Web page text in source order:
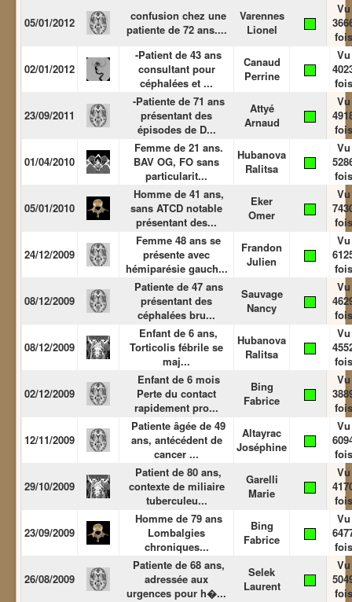
05/01/2012
confusion chez une
patiente de 72 ans....
Varennes
Lionel
Vu
fois
02/01/2012
-Patient de 43 ans
consultant pour
céphalées et ...
Canaud
Perrine
Vu
fois
23/09/2011
-Patiente de 71 ans
présentant des
épisodes de D...
Attyé
Arnaud
Vu
fois
01/04/2010
Femme de 21 ans.
BAV OG, FO sans
particularit...
Hubanova
Ralitsa
Vu
fois
05/01/2010
Homme de 41 ans,
sans ATCD notable
présentant des...
Eker
Omer
Vu
fois
24/12/2009
Femme 48 ans se
présente avec
hémiparésie gauch...
Frandon
Julien
Vu
fois
08/12/2009
Patiente de 47 ans
présentant des
céphalées bru...
Sauvage
Nancy
Vu
fois
08/12/2009
Enfant de 6 ans,
Torticolis fébrile se
maj...
Hubanova
Ralitsa
Vu
fois
02/12/2009
Enfant de 6 mois
Perte du contact
rapidement pro...
Bing
Fabrice
Vu
fois
12/11/2009
Patiente âgée de 49
ans, antécédent de
cancer ...
Altayrac
Joséphine
Vu
fois
29/10/2009
Patient de 80 ans,
contexte de miliaire
tuberculeu...
Garelli
Marie
Vu
fois
23/09/2009
Homme de 79 ans
Lombalgies
chroniques...
Bing
Fabrice
Vu
fois
26/08/2009
Patiente de 68 ans,
adressée aux
urgences pour h�...
Selek
Laurent
Vu
fois